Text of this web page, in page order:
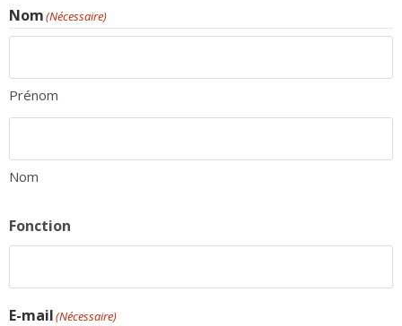
Nom(Nécessaire)
Prénom
Nom
Fonction
E-mail(Nécessaire)